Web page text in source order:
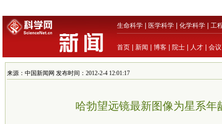
生命科学 医学科学 化学科学 工
首页 新闻 博客 院士 人才 会议
来源：中国新闻网 发布时间：2012-2-4 12:01:17
哈勃望远镜最新图像为星系年